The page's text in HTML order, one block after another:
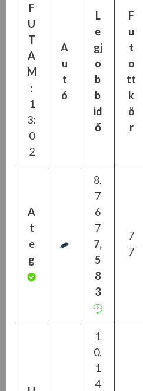
F
U
T
A
M
:
1
3:
0
2
A
u
t
ó
L
e
gj
o
b
b
id
ő
F
u
t
o
tt
k
ö
r
A
t
e
g
8,
7
6
7
7,
5
8
3
7
7
1
0,
1
4